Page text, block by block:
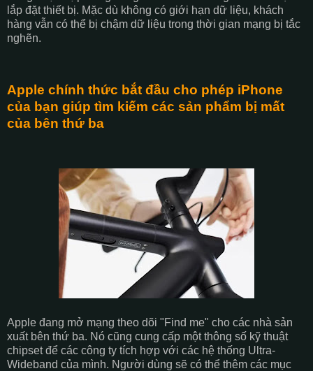
lắp đặt thiết bị. Mặc dù không có giới hạn dữ liệu, khách
hàng vẫn có thể bị chậm dữ liệu trong thời gian mạng bị tắc
nghẽn.
Apple chính thức bắt đầu cho phép iPhone
của bạn giúp tìm kiếm các sản phẩm bị mất
của bên thứ ba
Apple đang mở mạng theo dõi "Find me" cho các nhà sản
xuất bên thứ ba. Nó cũng cung cấp một thông số kỹ thuật
chipset để các công ty tích hợp với các hệ thống Ultra-
Wideband của mình. Người dùng sẽ có thể thêm các mục